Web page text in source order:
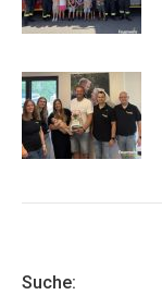
Suche: